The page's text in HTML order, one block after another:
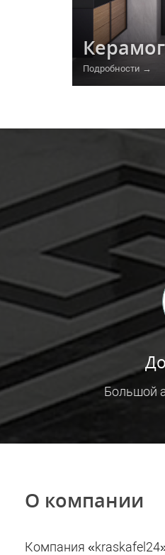
Подробности →
Большой
О компании
Компания